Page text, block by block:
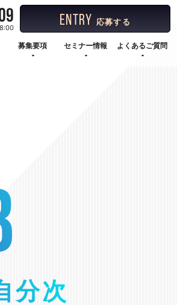
ENTRY 応募する
募集要項 セミナー情報 よくあるご質問
分次